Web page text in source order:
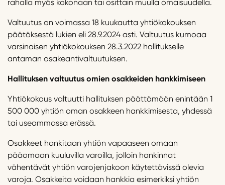
rahalla myös kokonaan tai osittain muulla omaisuudella.
Valtuutus on voimassa 18 kuukautta yhtiökokouksen
päätöksestä lukien eli 28.9.2024 asti. Valtuutus kumoaa
varsinaisen yhtiökokouksen 28.3.2022 hallitukselle
antaman osakeantivaltuutuksen.
Hallituksen valtuutus omien osakkeiden hankkimiseen
Yhtiökokous valtuutti hallituksen päättämään enintään 1
500 000 yhtiön oman osakkeen hankkimisesta, yhdessä
tai useammassa erässä.
Osakkeet hankitaan yhtiön vapaaseen omaan
pääomaan kuuluvilla varoilla, jolloin hankinnat
vähentävät yhtiön varojenjakoon käytettävissä olevia
varoja. Osakkeita voidaan hankkia esimerkiksi yhtiön